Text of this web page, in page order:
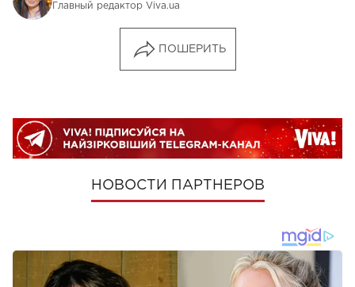
Главный редактор Viva.ua
ПОШЕРИТЬ
НОВОСТИ ПАРТНЕРОВ